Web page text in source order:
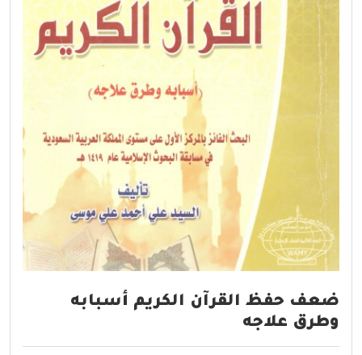
ضعف حفظ القرآن الكريم أسبابه
وطرق علاجه